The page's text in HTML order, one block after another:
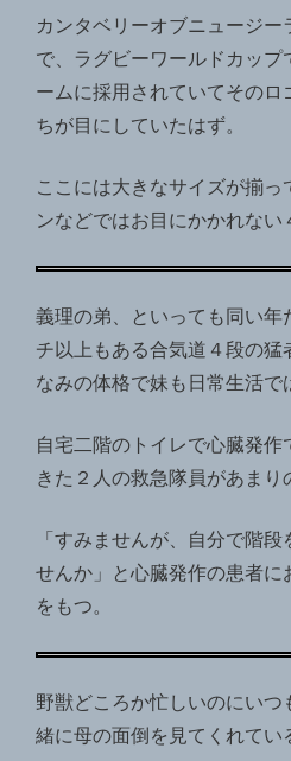
カンタベリーオブニュージ
で、ラグビーワールドカップ
ームに採用されていてそのロ
ちが目にしていたはず。
ここには大きなサイズが揃っ
ンなどではお目にかかれない
義理の弟、といっても同い年
チ以上もある合気道４段の
なみの体格で妹も日常生活で
自宅二階のトイレで心臓発作
きた２人の救急隊員があまり
「すみませんが、自分で階
せんか」と心臓発作の患者に
をもつ。
野獣どころか忙しいのにいつ
緒に母の面倒を見てくれてい